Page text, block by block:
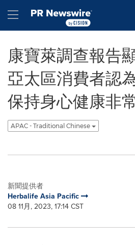
Hamburger menu
康寶萊調查報告
亞太區消費者認
保持身心健康非
APAC - Traditional Chinese
新聞提供者
Herbalife Asia Pacific
08 11月, 2023, 17:14 CST